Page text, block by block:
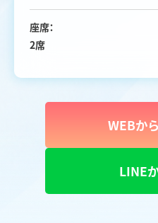
座席：
2席
WEBか
LINE